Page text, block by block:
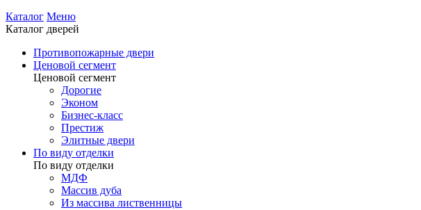
Каталог Меню
Каталог дверей
Противопожарные двери
Ценовой сегмент
Ценовой сегмент
Дорогие
Эконом
Бизнес-класс
Престиж
Элитные двери
По виду отделки
По виду отделки
МДФ
Массив дуба
Из массива лиственницы